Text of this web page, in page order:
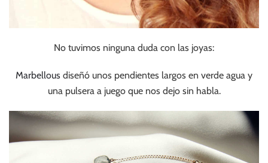
No tuvimos ninguna duda con las joyas:
Marbellous diseñó unos pendientes largos en verde agua y
una pulsera a juego que nos dejo sin habla.